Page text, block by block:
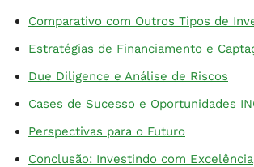
Comparativo com Outros Tipos de
Estratégias de Financiamento e
Due Diligence e Análise de Riscos
Cases de Sucesso e Oportunidades
Perspectivas para o Futuro
Conclusão: Investindo com Excelência